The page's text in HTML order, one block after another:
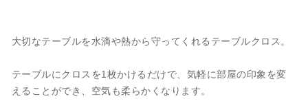
大切なテーブルを水滴や熱から守ってくれるテーブルクロス。
テーブルにクロスを1枚かけるだけで、気軽に部屋の印象を変
えることができ、空気も柔らかくなります。